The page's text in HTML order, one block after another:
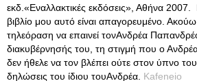
εκδ.«Εναλλακτικές εκδόσεις», Αθήνα
βιβλίο μου αυτό είναι απαγορευμένο.
τηλεόραση να επαινεί τονΑνδρέα
διακυβέρνησής του, τη στιγμή που ο
δεν ήθελε να τον βλέπει ούτε στον ύπνο
δηλώσεις του ίδιου τουΑνδρέα. Kafeneio